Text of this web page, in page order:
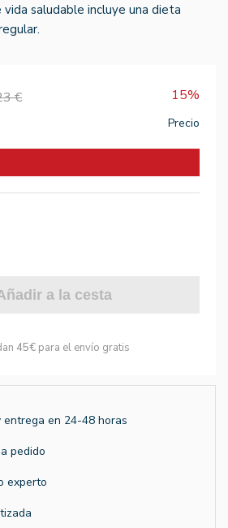
saludable incluye una dieta
€ 15%
Precio
a la cesta
45€ para el envío gratis
entrega en 24-48 horas
pedido
experto